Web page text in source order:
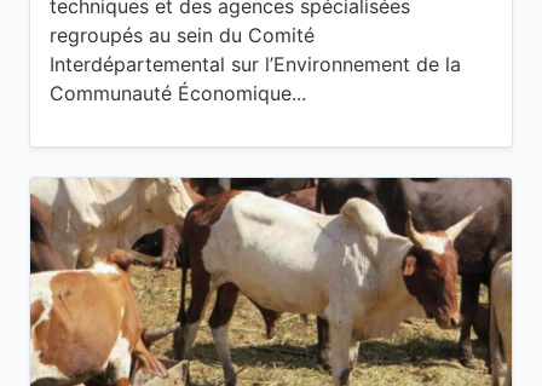
techniques et des agences spécialisées
regroupés au sein du Comité
Interdépartemental sur l’Environnement de la
Communauté Économique...